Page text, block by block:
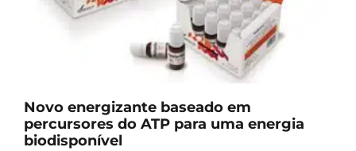
Novo energizante baseado em
percursores do ATP para uma energia
biodisponível